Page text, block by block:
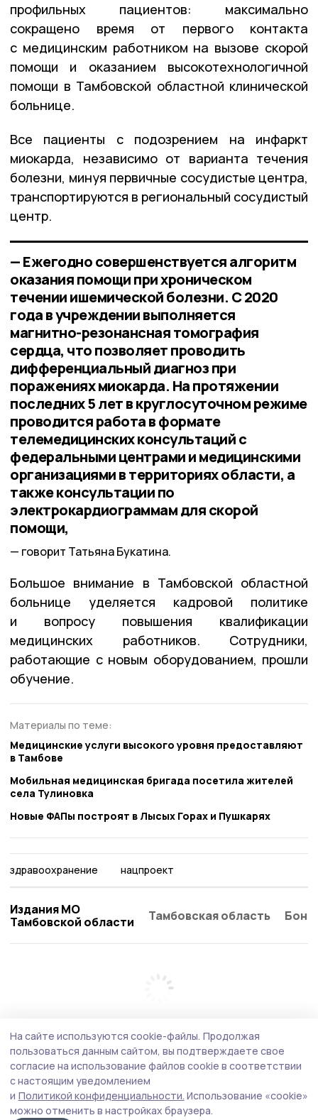
профильных пациентов: максимально
сокращено время от первого контакта
с медицинским работником на вызове скорой
помощи и оказанием высокотехнологичной
помощи в Тамбовской областной клинической
больнице.
Все пациенты с подозрением на инфаркт
миокарда, независимо от варианта течения
болезни, минуя первичные сосудистые центра,
транспортируются в региональный сосудистый
центр.
— Ежегодно совершенствуется алгоритм
оказания помощи при хроническом
течении ишемической болезни. С 2020
года в учреждении выполняется
магнитно-резонансная томография
сердца, что позволяет проводить
дифференциальный диагноз при
поражениях миокарда. На протяжении
последних 5 лет в круглосуточном режиме
проводится работа в формате
телемедицинских консультаций с
федеральными центрами и медицинскими
организациями в территориях области, а
также консультации по
электрокардиограммам для скорой
помощи,
говорит Татьяна Букатина.
Большое внимание в Тамбовской областной
больнице уделяется кадровой политике
и вопросу повышения квалификации
медицинских работников. Сотрудники,
работающие с новым оборудованием, прошли
обучение.
Материалы по теме:
Медицинские услуги высокого уровня предоставляют
в Тамбове
Мобильная медицинская бригада посетила жителей
села Тулиновка
Новые ФАПы построят в Лысых Горах и Пушкарях
здравоохранение нацпроект
Издания МО
Тамбовской области
Тамбовская область
На сайте используются cookie-файлы. Продолжая
пользоваться данным сайтом, вы подтверждаете свое
согласие на использование файлов cookie в соответствии
с настоящим уведомлением
и Политикой конфиденциальности. Использование «cookie»
можно отменить в настройках браузера.